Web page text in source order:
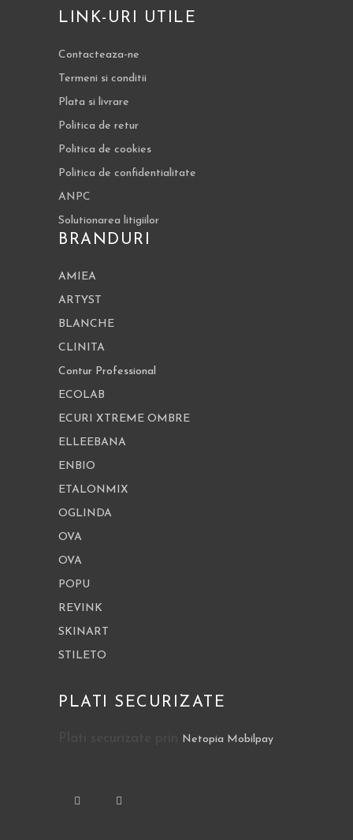
LINK-URI UTILE
Contacteaza-ne
Termeni si conditii
Plata si livrare
Politica de retur
Politica de cookies
Politica de confidentialitate
ANPC
Solutionarea litigiilor
BRANDURI
AMIEA
ARTYST
BLANCHE
CLINITA
Contur Professional
ECOLAB
ECURI XTREME OMBRE
ELLEEBANA
ENBIO
ETALONMIX
OGLINDA
OVA
OVA
POPU
REVINK
SKINART
STILETO
PLATI SECURIZATE
Netopia Mobilpay